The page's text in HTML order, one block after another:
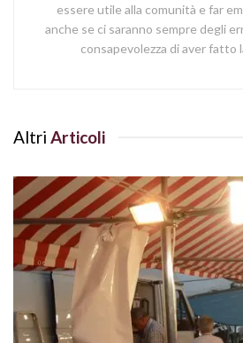
essere utile alla comunità e far
anche se ci saranno sempre degli
consapevolezza di aver fatto
Altri Articoli